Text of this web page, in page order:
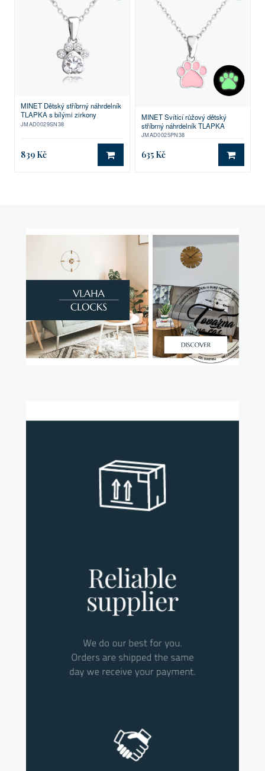
MINET Dětský stříbrný náhrdelník
TLAPKA s bílými zirkony
JMAD0029SN38
839 Kč DO KOŠÍKU
MINET Svítící růžový dětský
stříbrný náhrdelník TLAPKA
JMAD0025PN38
635 Kč DO